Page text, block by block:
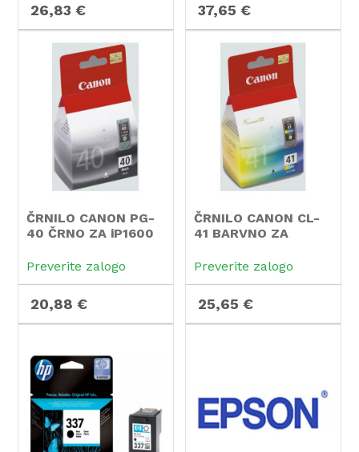
26,83 € 37,65 €
ČRNILO CANON PG-
40 ČRNO ZA iP1600
Preverite zalogo
20,88 €
ČRNILO CANON CL-
41 BARVNO ZA
Preverite zalogo
25,65 €